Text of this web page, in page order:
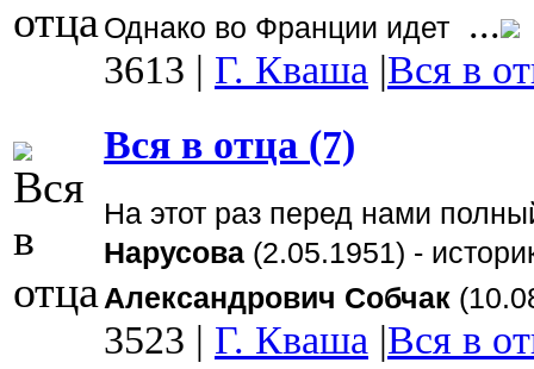
Однако во Франции идет
...
3613 | Г. Кваша |Вся в
Вся в отца (7)
На этот раз перед нами
Нарусова (2.05.1951) -
Александрович Собчак
3523 | Г. Кваша |Вся в